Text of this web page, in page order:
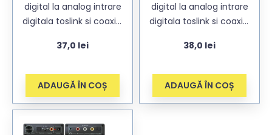
digital la analog intrare
digitala toslink si coaxial
RCA) + Bluetooth V4.0
37,0 lei
ADAUGĂ ÎN COȘ
digital la analog intrare
digitala toslink si coaxial
RCA) + jack 3,5mm
38,0 lei
ADAUGĂ ÎN COȘ